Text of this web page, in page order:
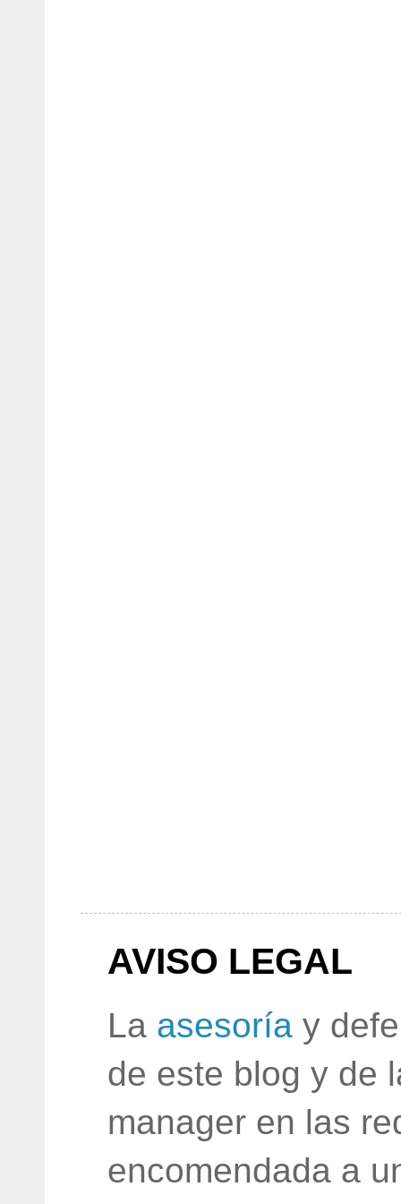
AVISO LEGAL
La asesoría y
de este blog y de
manager en las
encomendada a